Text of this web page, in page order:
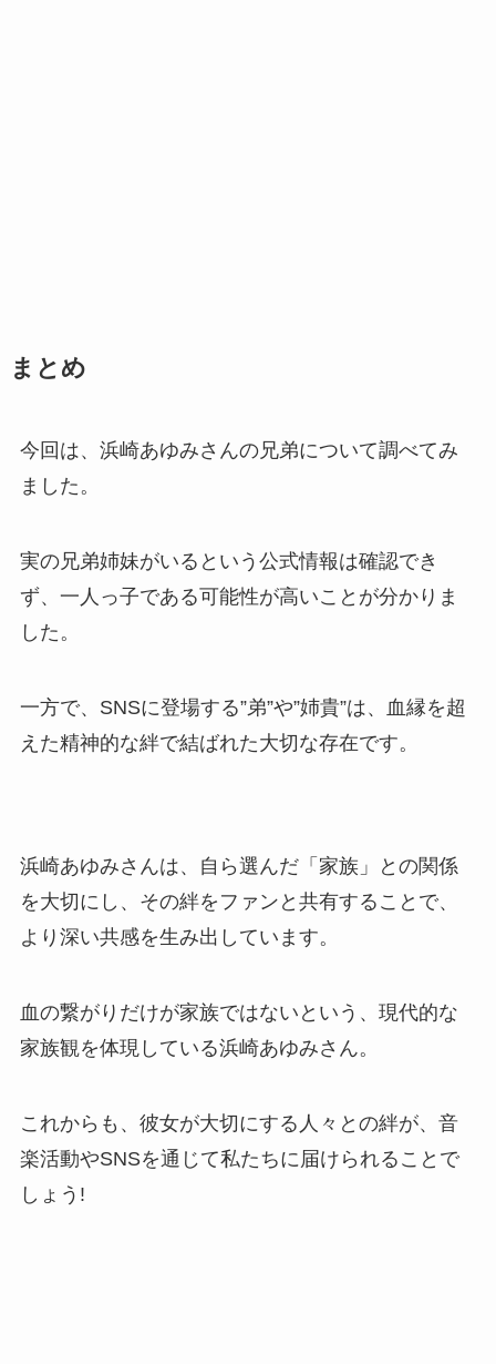
まとめ
今回は、浜崎あゆみさんの兄弟について調べてみ
ました。
実の兄弟姉妹がいるという公式情報は確認でき
ず、一人っ子である可能性が高いことが分かりま
した。
一方で、SNSに登場する”弟”や”姉貴”は、血縁を超
えた精神的な絆で結ばれた大切な存在です。
浜崎あゆみさんは、自ら選んだ「家族」との関係
を大切にし、その絆をファンと共有することで、
より深い共感を生み出しています。
血の繋がりだけが家族ではないという、現代的な
家族観を体現している浜崎あゆみさん。
これからも、彼女が大切にする人々との絆が、音
楽活動やSNSを通じて私たちに届けられることで
しょう!